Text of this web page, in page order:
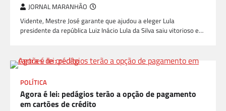
JORNAL MARANHÃO
Vidente, Mestre José garante que ajudou a eleger Lula
presidente da república Luiz Inácio Lula da Silva saiu vitorioso e…
POLÍTICA
Agora é lei: pedágios terão a opção de pagamento
em cartões de crédito